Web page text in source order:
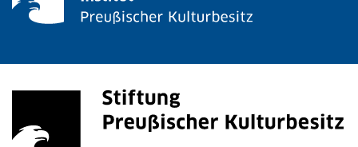
<span lang="de">Stiftung Preußischer Kulturbesitz</
(enlace externo, abre una nueva ventana)